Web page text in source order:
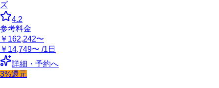
ズ
4.2
参考料金
￥162,242〜
￥14,749〜 /1日
詳細・予約へ
3%還元